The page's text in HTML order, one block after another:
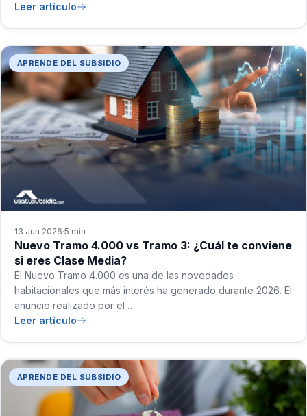
Leer artículo
APRENDE DEL SUBSIDIO
13 Jun 2026·5 min
Nuevo Tramo 4.000 vs Tramo 3: ¿Cuál te conviene
si eres Clase Media?
El Nuevo Tramo 4.000 es una de las novedades
habitacionales que más interés ha generado durante 2026. El
anuncio realizado por el …
Leer artículo
APRENDE DEL SUBSIDIO